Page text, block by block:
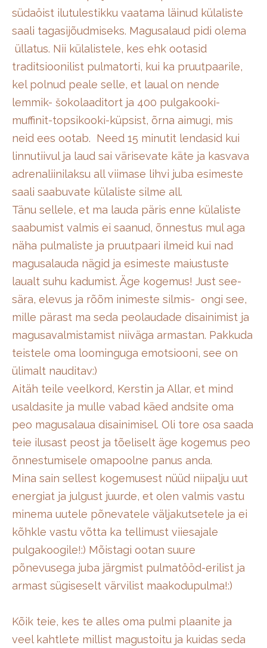
südaöist ilutulestikku vaatama läinud külaliste
saali tagasijõudmiseks. Magusalaud pidi olema
üllatus. Nii külalistele, kes ehk ootasid
traditsioonilist pulmatorti, kui ka pruutpaarile,
kel polnud peale selle, et laual on nende
lemmik- šokolaaditort ja 400 pulgakooki-
muffinit-topsikooki-küpsist, õrna aimugi, mis
neid ees ootab. Need 15 minutit lendasid kui
linnutiivul ja laud sai värisevate käte ja kasvava
adrenaliinilaksu all viimase lihvi juba esimeste
saali saabuvate külaliste silme all.
Tänu sellele, et ma lauda päris enne külaliste
saabumist valmis ei saanud, õnnestus mul aga
näha pulmaliste ja pruutpaari ilmeid kui nad
magusalauda nägid ja esimeste maiustuste
laualt suhu kadumist. Äge kogemus! Just see-
sära, elevus ja rõõm inimeste silmis- ongi see,
mille pärast ma seda peolaudade disainimist ja
magusavalmistamist niiväga armastan. Pakkuda
teistele oma loominguga emotsiooni, see on
ülimalt nauditav:)
Aitäh teile veelkord, Kerstin ja Allar, et mind
usaldasite ja mulle vabad käed andsite oma
peo magusalaua disainimisel. Oli tore osa saada
teie ilusast peost ja tõeliselt äge kogemus peo
õnnestumisele omapoolne panus anda.
Mina sain sellest kogemusest nüüd niipalju uut
energiat ja julgust juurde, et olen valmis vastu
minema uutele põnevatele väljakutsetele ja ei
kõhkle vastu võtta ka tellimust viiesajale
pulgakoogile!:) Mõistagi ootan suure
põnevusega juba järgmist pulmatööd-erilist ja
armast sügiseselt värvilist maakodupulma!:)
Kõik teie, kes te alles oma pulmi plaanite ja
veel kahtlete millist magustoitu ja kuidas seda